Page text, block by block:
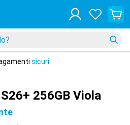
sicuri
256GB Viola